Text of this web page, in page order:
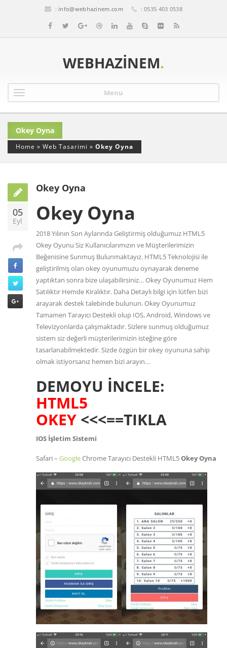
: info@webhazinem.com : 0535 403 0538
WEBHAZINEM.
Menu
Okey Oyna
Home » Web Tasarimi » Okey Oyna
05
Eyl
Okey Oyna
Okey Oyna
2018 Yılının Son Aylarında Geliştirmiş olduğumuz HTML5
Okey Oyunu Siz Kullanıcılarımızın ve Müşterilerimizin
Beğenisine Sunmuş Bulunmaktayız. HTML5 Teknolojisi ile
geliştirilmiş olan okey oyunumuzu oynayarak deneme
yaptıktan sonra bize ulaşabilirsiniz… Okey Oyunumuz Hem
Satılıktır Hemde Kiralıktır. Daha Detaylı bilgi için lütfen bizi
arayarak destek talebinde bulunun. Okey Oyunumuz
Tamamen Tarayıcı Destekli olup IOS, Android, Windows ve
Televizyonlarda çalışmaktadır. Sizlere sunmuş olduğumuz
sistem siz değerli müşterilerimizin isteğine göre
tasarlanabilmektedir. Sizde özgün bir okey oyununa sahip
olmak istiyorsanız hemen bizi arayın…
DEMOYU İNCELE:
HTML5
OKEY <<<==TIKLA
IOS İşletim Sistemi
Safari – GoogleChrome Tarayıcı Destekli HTML5Okey Oyna